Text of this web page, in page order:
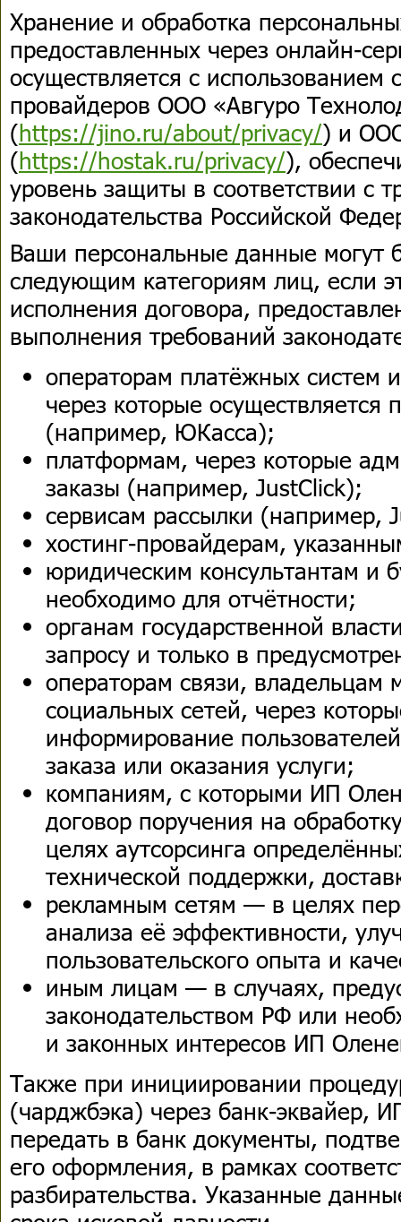
Хранение и обработка
предоставленных через онлайн-
осуществляется с использованием
провайдеров ООО «Авгуро
(https://jino.ru/about/privacy/) и
(https://hostak.ru/privacy/),
уровень защиты в соответствии с
законодательства Российской
Ваши персональные данные могут
следующим категориям лиц, если
исполнения договора,
выполнения требований
операторам платёжных систем
через которые осуществляется
(например, ЮКасса);
платформам, через которые
заказы (например, JustClick);
сервисам рассылки (например,
хостинг-провайдерам,
юридическим консультантам и
необходимо для отчётности;
органам государственной
запросу и только в
операторам связи, владельцам
социальных сетей, через
информирование
заказа или оказания услуги;
компаниям, с которыми ИП
договор поручения на
целях аутсорсинга
технической поддержки,
рекламным сетям — в целях
анализа её эффективности,
пользовательского опыта и
иным лицам — в случаях,
законодательством РФ или
и законных интересов ИП
Также при инициировании
(чарджбэка) через банк-эквайер,
передать в банк документы,
его оформления, в рамках
разбирательства. Указанные